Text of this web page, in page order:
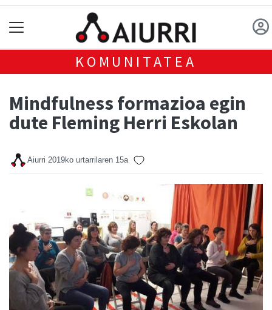
KOMUNITATEA
Mindfulness formazioa egin
dute Fleming Herri Eskolan
Aiurri 2019ko urtarrilaren 15a